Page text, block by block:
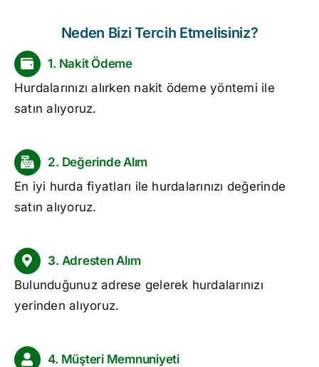
Neden Bizi Tercih Etmelisiniz?
1. Nakit Ödeme
Hurdalarınızı alırken nakit ödeme yöntemi ile
satın alıyoruz.
2. Değerinde Alım
En iyi hurda fiyatları ile hurdalarınızı değerinde
satın alıyoruz.
3. Adresten Alım
Bulunduğunuz adrese gelerek hurdalarınızı
yerinden alıyoruz.
4. Müşteri Memnuniyeti